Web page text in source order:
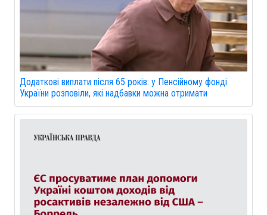
Додаткові виплати після 65 років: у Пенсійному фонді
України розповіли, які надбавки можна отримати